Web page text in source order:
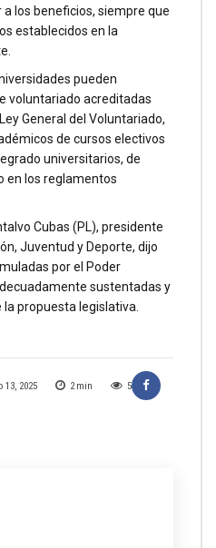
13, 2025 2 min 5
los beneficios, siempre que
establecidos en la
pueden
voluntariado acreditadas
General del Voluntariado,
de cursos electivos
universitarios, de
en los reglamentos
Cubas (PL), presidente
Juventud y Deporte, dijo
por el Poder
sustentadas y
propuesta legislativa.